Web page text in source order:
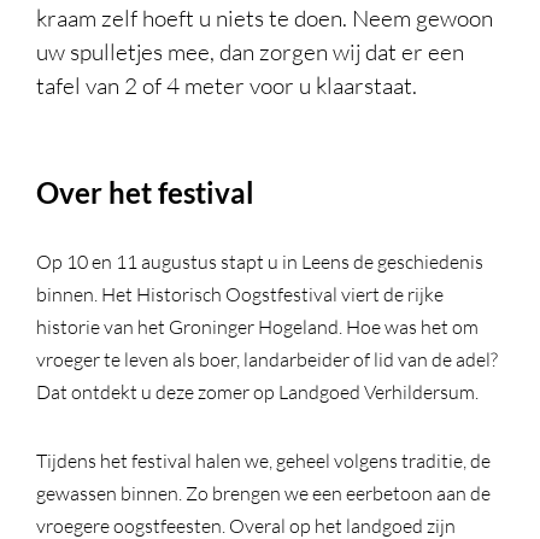
kraam zelf hoeft u niets te doen. Neem gewoon
uw spulletjes mee, dan zorgen wij dat er een
tafel van 2 of 4 meter voor u klaarstaat.
Over het festival
Op 10 en 11 augustus stapt u in Leens de geschiedenis
binnen. Het Historisch Oogstfestival viert de rijke
historie van het Groninger Hogeland. Hoe was het om
vroeger te leven als boer, landarbeider of lid van de adel?
Dat ontdekt u deze zomer op Landgoed Verhildersum.
Tijdens het festival halen we, geheel volgens traditie, de
gewassen binnen. Zo brengen we een eerbetoon aan de
vroegere oogstfeesten. Overal op het landgoed zijn